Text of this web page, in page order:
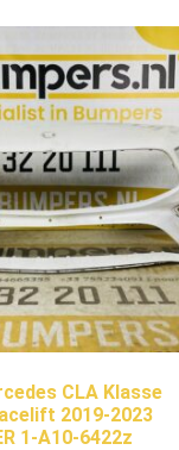
CLA Klasse
2019-2023
1-A10-6422z